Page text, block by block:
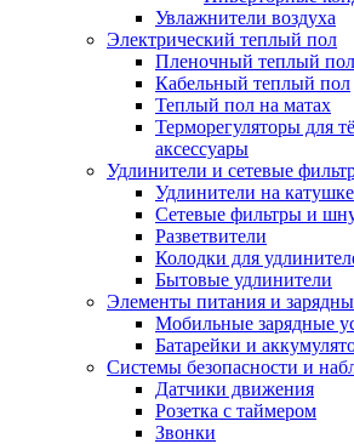
Увлажнители воздуха
Электрический теплый пол
Пленочный теплый пол
Кабельный теплый пол
Теплый пол на матах
Терморегуляторы для
аксессуары
Удлинители и сетевые
Удлинители на
Сетевые фильтры и
Разветвители
Колодки для
Бытовые удлинители
Элементы питания и
Мобильные зарядные
Батарейки и
Системы безопасности и
Датчики движения
Розетка с таймером
Звонки